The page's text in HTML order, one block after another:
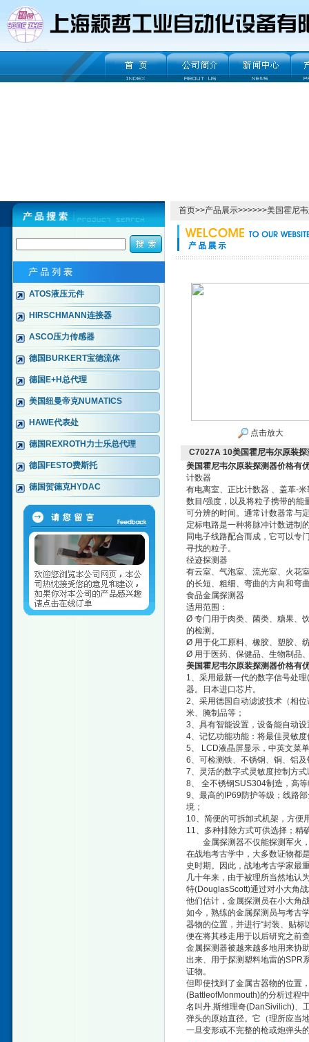
ATOS液压元件
HIRSCHMANN连接器
ASCO压力传感器
德国BURKERT宝德流体
德国E+H总代理
美国纽曼帝克NUMATICS
HAWE代表处
德国REXROTH力士乐总代理
德国FESTO费斯托
德国贺德克HYDAC
首页>>产品展示>>>>>>美国霍尼
点击放大
C7027A 10美国霍尼韦尔原装探
美国霍尼韦尔原装探测器价格有
计数器
有电离室、正比计数器 、盖革-
数目/强度，以及将粒子携带的能
可分辨的时间。通常计数器常与
定标电路是一种将脉冲计数进制
同电子线路配合而成，它可以专
寻找的粒子。
径迹探测器
有云室、气泡室、流光室、火花
的长短、粗细、弯曲的方向和弯
食品金属探测器
适用范围：
Ø 专门用于肉类、菌类、糖果、
的检测。
Ø 用于化工原料、橡胶、塑胶、
Ø 用于医药、保健品、生物制品
美国霍尼韦尔原装探测器价格有
1、采用最新一代的数字信号处
器。日本进口芯片。
2、采用德国自动滤波技术（相
米、腌制品等；
3、具有智能设置，设备能自动
4、记忆功能功能：将最佳灵敏
5、 LCD液晶屏显示，中英文菜
6、可检测铁、不锈钢、铜、铝
7、灵活的数字式灵敏度控制方
8、 全不锈钢SUS304制造，高
9、最高的IP69防护等级；线路
境；
10、简便的可拆卸式机架，方便
11、多种排除方式可供选择；精
金属探测器不仅能探测军火，
在战地考古学中，大多数证物都
史时期。因此，战地考古学家最
几十年来，由于被理所当然地认
特(DouglasScott)通过对小大角
他们估计，金属探测员在小大角
如今，熟练的金属探测员与考古
器物的位置，并进行“封装、贴
便在将其移走用于以后研究之前
金属探测器被越来越多地用来协
出来、用于探测塑料地雷的SPR
证物。
但即使找到了金属古器物的位置
(BattleofMonmouth)的分析过程
名叫丹.斯维理奇(DanSivilich)、
弹头的原始直径。它（理所应当
一旦变形或不完整的枪或炮弹头